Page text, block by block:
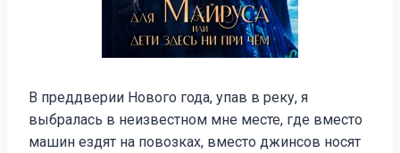
В преддверии Нового года, упав в реку, я
выбралась в неизвестном мне месте, где вместо
машин ездят на повозках, вместо джинсов носят